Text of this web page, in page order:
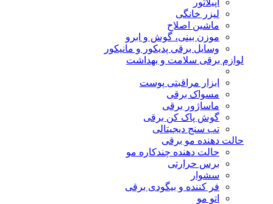
اپیلاتور
لیزر خانگی
ماشین اصلاح
موزن بینی، گوش و ابرو
وسایل برقی پدیکور و مانیکور
لوازم برقی سلامت و بهداشت
ابزار مراقبتی پوست
مسواک برقی
ماساژور برقی
گوش پاک کن برقی
تب سنج دیجیتالی
حالت دهنده مو برقی
حالت دهنده چندکاره مو
برس حرارتی
سشوار
فر کننده و بیگودی برقی
اتو مو